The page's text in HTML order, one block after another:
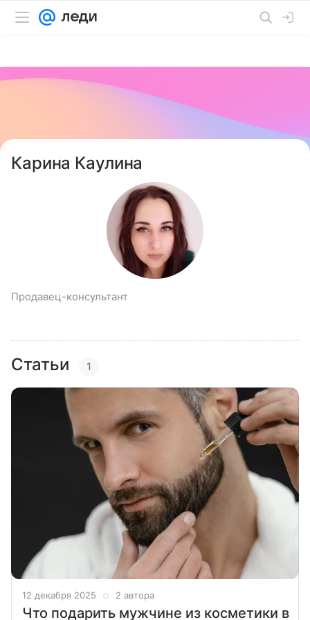
Карина Каулина
Продавец-консультант
Статьи 1
12 декабря 2025 2 автора
Что подарить мужчине из косметики в